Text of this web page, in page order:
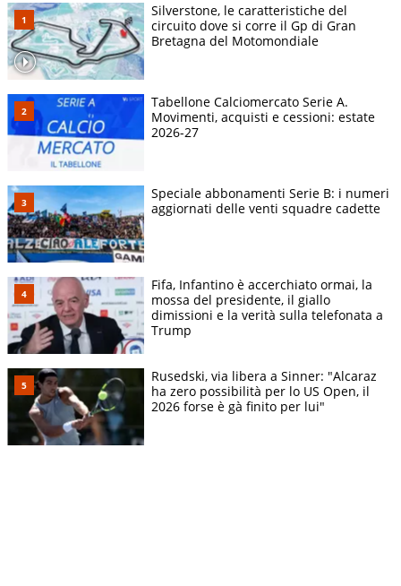
Silverstone, le caratteristiche del
circuito dove si corre il Gp di Gran
Bretagna del Motomondiale
Tabellone Calciomercato Serie A.
Movimenti, acquisti e cessioni: estate
2026-27
Speciale abbonamenti Serie B: i numeri
aggiornati delle venti squadre cadette
Fifa, Infantino è accerchiato ormai, la
mossa del presidente, il giallo
dimissioni e la verità sulla telefonata a
Trump
Rusedski, via libera a Sinner: "Alcaraz
ha zero possibilità per lo US Open, il
2026 forse è gà finito per lui"